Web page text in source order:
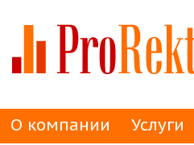
О компании Услуги